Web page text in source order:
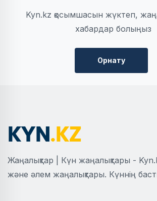
Kyn.kz қосымшасын жүктеп,
хабардар болыңыз
Орнату
Жаңалықтар | Күн жаңалықтары -
және әлем жаңалықтары. Күннің